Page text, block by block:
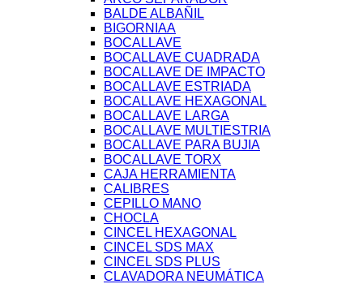
BALDE ALBAÑIL
BIGORNIAA
BOCALLAVE
BOCALLAVE CUADRADA
BOCALLAVE DE IMPACTO
BOCALLAVE ESTRIADA
BOCALLAVE HEXAGONAL
BOCALLAVE LARGA
BOCALLAVE MULTIESTRIA
BOCALLAVE PARA BUJIA
BOCALLAVE TORX
CAJA HERRAMIENTA
CALIBRES
CEPILLO MANO
CHOCLA
CINCEL HEXAGONAL
CINCEL SDS MAX
CINCEL SDS PLUS
CLAVADORA NEUMÁTICA